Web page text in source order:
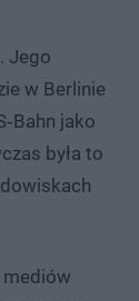
Jego
w Berlinie
jako
była to
mediów